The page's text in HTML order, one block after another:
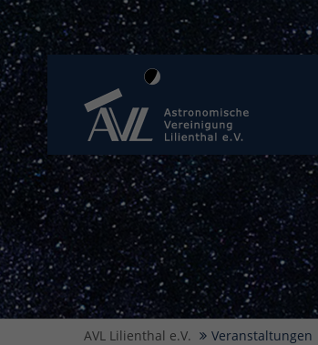
AVL Lilienthal e.V. Veranstaltungen